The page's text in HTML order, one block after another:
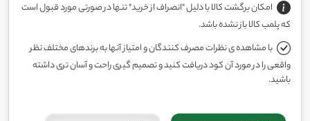
امکان برگشت کالا با دلیل "انصراف از خرید" تنها در صورتی مورد قبول است
که پلمب کالا باز نشده باشد.
با مشاهده ی نظرات مصرف کنندگان و امتیاز آنها به برندهای مختلف نظر
واقعی را در مورد آن کود دریافت کنید و تصمیم گیری راحت و آسان تری داشته
باشید.